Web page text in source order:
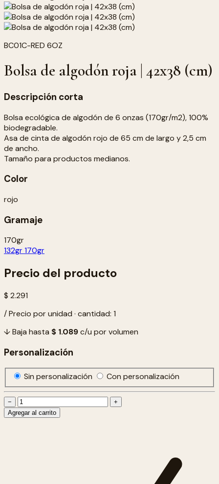
BC01C-RED 6OZ
Bolsa de algodón roja | 42x38 (cm)
Descripción corta
Bolsa ecológica de algodón de 6 onzas (170gr/m2), 100%
biodegradable.
Asa de cinta de algodón rojo de 65 cm de largo y 2,5 cm
de ancho.
Tamaño para productos medianos.
Color
rojo
Gramaje
170gr
132gr170gr
Precio del producto
$ 2.291
/ Precio por unidad · cantidad: 1
↓ Baja hasta $ 1.089c/u por volumen
Personalización
Sin personalización Con personalización
−
+
Agregar al carrito